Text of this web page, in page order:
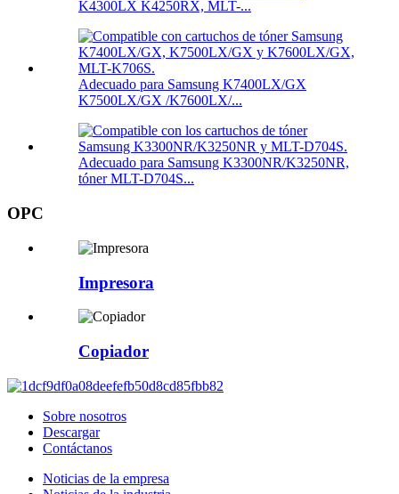
K4300LX K4250RX, MLT-...
Adecuado para Samsung K7400LX/GX
K7500LX/GX /K7600LX/...
Adecuado para Samsung K3300NR/K3250NR,
tóner MLT-D704S...
OPC
Impresora
Copiador
Sobre nosotros
Descargar
Contáctanos
Noticias de la empresa